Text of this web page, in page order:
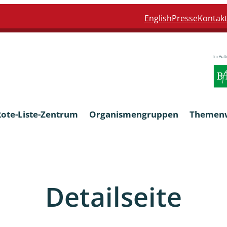
EnglishPresseKontakt
Liste-Zentrum Organismengruppen
Farn- und Blütenpflanzen
Limnische Braunalgen und
Detailseite